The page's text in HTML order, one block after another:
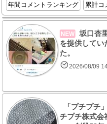
年間コメントランキング
累計コ
NEW
坂口杏
を提供してい
た。
2026/08/09
「プチプチ
チプチ株式会